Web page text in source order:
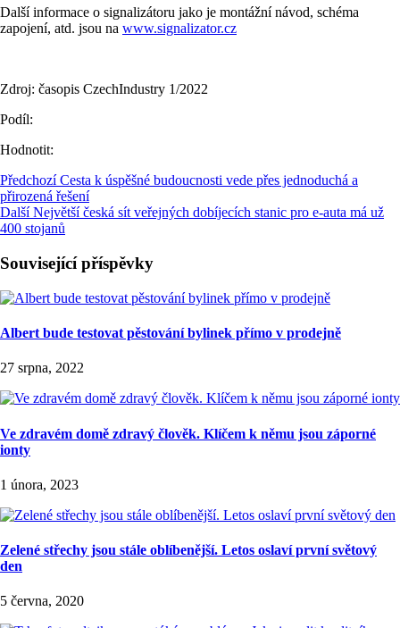
Další informace o signalizátoru jako je montážní návod, schéma
zapojení, atd. jsou na www.signalizator.cz
Zdroj: časopis CzechIndustry 1/2022
Podíl:
Hodnotit:
Předchozí Cesta k úspěšné budoucnosti vede přes jednoduchá a
přirozená řešení
Další Největší česká sít veřejných dobíjecích stanic pro e-auta má už
400 stojanů
Související příspěvky
Albert bude testovat pěstování bylinek přímo v prodejně
27 srpna, 2022
Ve zdravém domě zdravý člověk. Klíčem k němu jsou záporné
ionty
1 února, 2023
Zelené střechy jsou stále oblíbenější. Letos oslaví první světový
den
5 června, 2020